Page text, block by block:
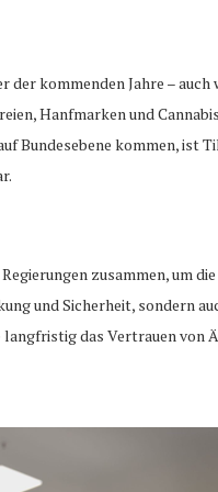
kommenden Jahre –
Hanfmarken und
Bundesebene kommen,
zusammen, um
und Sicherheit,
das Vertrauen